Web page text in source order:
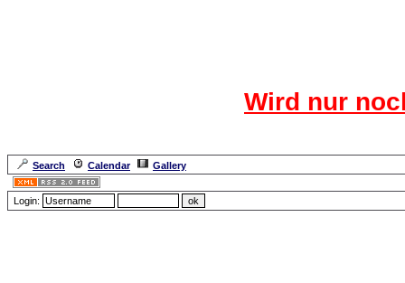
Wird nur
Search Calendar
Gallery
Login: